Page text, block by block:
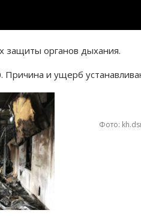
защиты органов дыхания.
Причина и ущерб
Фото: